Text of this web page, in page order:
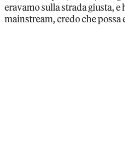
eravamo sulla strada giusta,
mainstream, credo che